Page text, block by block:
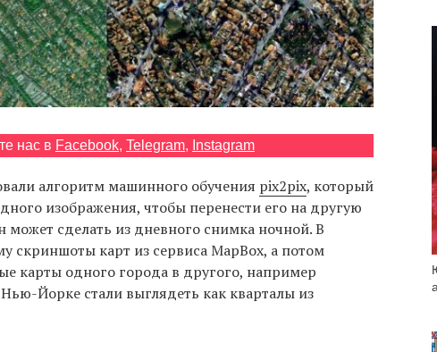
нас в Facebook, Telegram, Instagram
алгоритм машинного обучения pix2pix, который
изображения, чтобы перенести его на другую
может сделать из дневного снимка ночной. В
скриншоты карт из сервиса MapBox, а потом
карты одного города в другого, например
Йорке стали выглядеть как кварталы из